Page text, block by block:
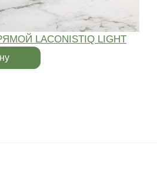
LACONISTIQ LIGHT